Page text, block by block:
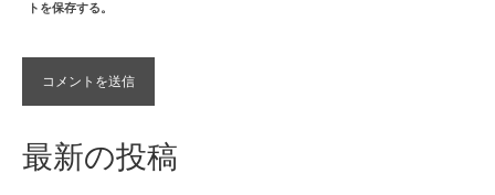
トを保存する。
最新の投稿